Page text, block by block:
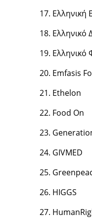
Ελληνική
Ελληνικό
Emfasis
Ethelon
Food On
GIVMED
HIGGS